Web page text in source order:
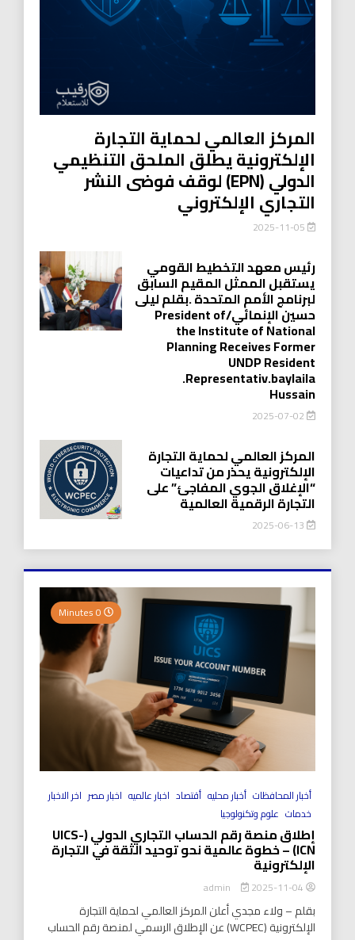
المركز العالمي لحماية التجارة
الإلكترونية يطلق الملحق التنظيمي
الدولي (EPN) لوقف فوضى النشر
التجاري الإلكتروني
رئيس معهد التخطيط القومي
يستقبل الممثل المقيم السابق
لبرنامج الأمم المتحدة .بقلم ليلى
حسين الإنمائي/President of
the Institute of National
Planning Receives Former
UNDP Resident
.Representativ.baylaila
Hussain
2025-07-02
المركز العالمي لحماية التجارة
الإلكترونية يحذر من تداعيات
“الإغلاق الجوي المفاجئ” على
التجارة الرقمية العالمية
2025-06-13
أخبار المحافظات أخبار محليه أقتصاد اخبار عالميه اخبار مصر اخر الاخبار
خدمات علوم وتكنولوجيا
إطلاق منصة رقم الحساب التجاري الدولي (UICS-
ICN) – خطوة عالمية نحو توحيد الثقة في التجارة
الإلكترونية
2025-11-04
بقلم – ولاء مجدي أعلن المركز العالمي لحماية التجارة
الإلكترونية (WCPEC) عن الإطلاق الرسمي لمنصة رقم الحساب